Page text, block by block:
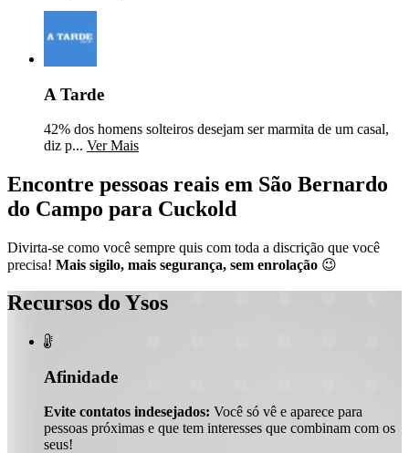
A Tarde
42% dos homens solteiros desejam ser marmita de um casal,
diz p... Ver Mais
Encontre pessoas reais em São Bernardo
do Campo para Cuckold
Divirta-se como você sempre quis com toda a discrição que você
precisa! Mais sigilo, mais segurança, sem enrolação 😉
Recursos do Ysos

Afinidade
Evite contatos indesejados: Você só vê e aparece para
pessoas próximas e que tem interesses que combinam com os
seus!